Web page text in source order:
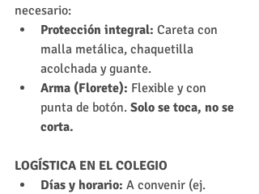
necesario:
Protección integral: Careta con
malla metálica, chaquetilla
acolchada y guante.
Arma (Florete): Flexible y con
punta de botón. Solo se toca, no se
corta.
LOGÍSTICA EN EL COLEGIO
Días y horario: A convenir (ej.